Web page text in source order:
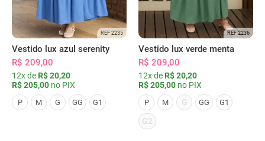
REF 2235
Vestido lux azul serenity
R$ 209,00
12x de R$ 20,20
R$ 205,00 no PIX
P M G GG G1
REF 2236
Vestido lux verde menta
R$ 209,00
12x de R$ 20,20
R$ 205,00 no PIX
P M G GG G1
G2